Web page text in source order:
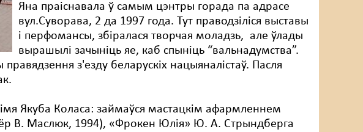
Яна праіснавала ў самым цэнтры горада па адрасе
вул.Суворава, 2 да 1997 года. Тут праводзіліся выставы
і перфомансы, збіралася творчая моладзь, але ўлады
вырашылі зачыніць яе, каб спыніць “вальнадумства”.
з'езду беларускіх нацыяналістаў. Пасля
Якуба Коласа: займаўся мастацкім афармленнем
В. Маслюк, 1994), «Фрокен Юлія» Ю. А. Стрындберга